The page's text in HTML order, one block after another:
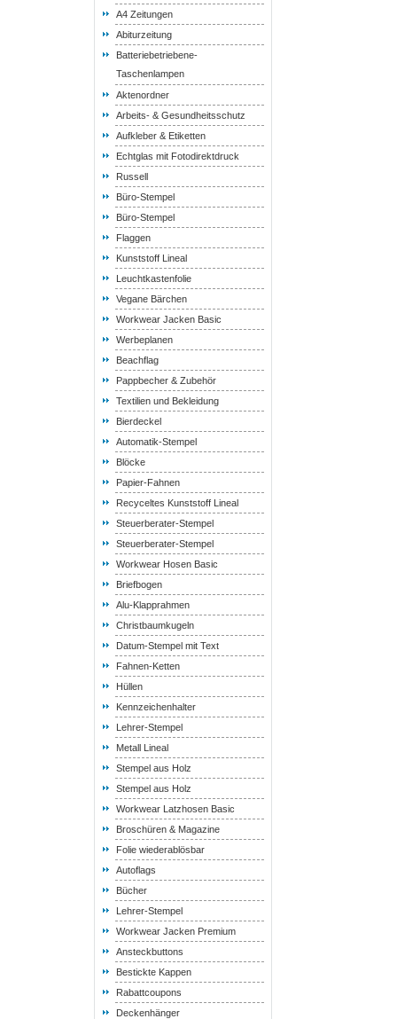
A4 Zeitungen
Abiturzeitung
Batteriebetriebene-
Taschenlampen
Aktenordner
Arbeits- & Gesundheitsschutz
Aufkleber & Etiketten
Echtglas mit Fotodirektdruck
Russell
Büro-Stempel
Büro-Stempel
Flaggen
Kunststoff Lineal
Leuchtkastenfolie
Vegane Bärchen
Workwear Jacken Basic
Werbeplanen
Beachflag
Pappbecher & Zubehör
Textilien und Bekleidung
Bierdeckel
Automatik-Stempel
Blöcke
Papier-Fahnen
Recyceltes Kunststoff Lineal
Steuerberater-Stempel
Steuerberater-Stempel
Workwear Hosen Basic
Briefbogen
Alu-Klapprahmen
Christbaumkugeln
Datum-Stempel mit Text
Fahnen-Ketten
Hüllen
Kennzeichenhalter
Lehrer-Stempel
Metall Lineal
Stempel aus Holz
Stempel aus Holz
Workwear Latzhosen Basic
Broschüren & Magazine
Folie wiederablösbar
Autoflags
Bücher
Lehrer-Stempel
Workwear Jacken Premium
Ansteckbuttons
Bestickte Kappen
Rabattcoupons
Deckenhänger